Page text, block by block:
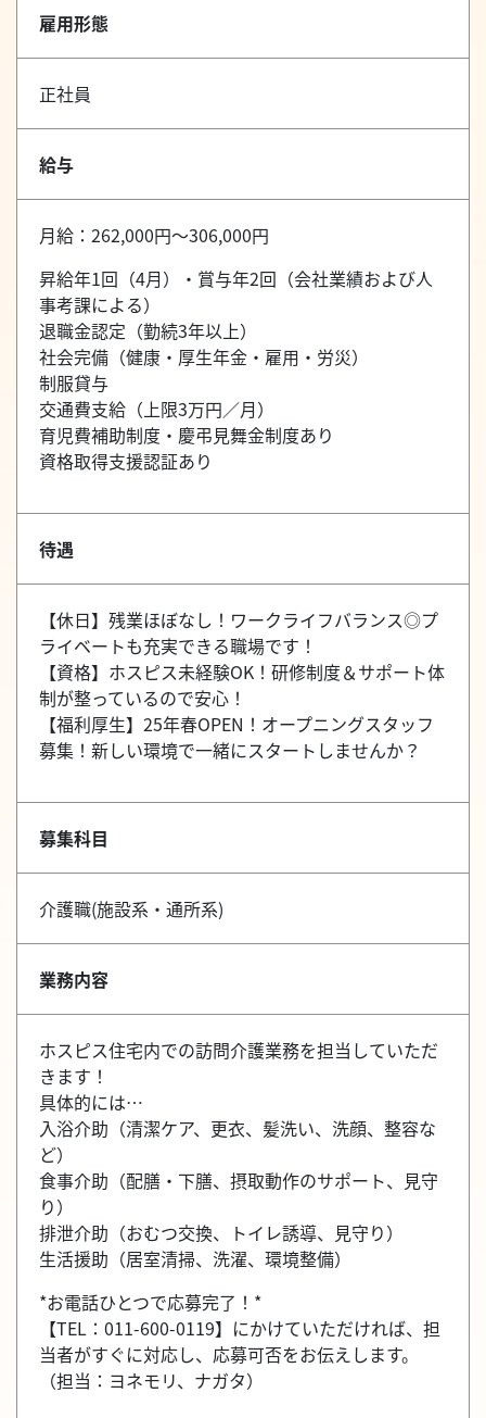
雇用形態
正社員
給与
月給：262,000円～306,000円
昇給年1回（4月）・賞与年2回（会社業績および人
事考課による）
退職金認定（勤続3年以上）
社会完備（健康・厚生年金・雇用・労災）
制服貸与
交通費支給（上限3万円／月）
育児費補助制度・慶弔見舞金制度あり
資格取得支援認証あり
待遇
【休日】残業ほぼなし！ワークライフバランス◎プ
ライベートも充実できる職場です！
【資格】ホスピス未経験OK！研修制度＆サポート体
制が整っているので安心！
【福利厚生】25年春OPEN！オープニングスタッフ
募集！新しい環境で一緒にスタートしませんか？
募集科目
介護職(施設系・通所系)
業務内容
ホスピス住宅内での訪問介護業務を担当していただ
きます！
具体的には…
入浴介助（清潔ケア、更衣、髪洗い、洗顔、整容な
ど）
食事介助（配膳・下膳、摂取動作のサポート、見守
り）
排泄介助（おむつ交換、トイレ誘導、見守り）
生活援助（居室清掃、洗濯、環境整備）
*お電話ひとつで応募完了！*
【TEL：011-600-0119】にかけていただければ、担
当者がすぐに対応し、応募可否をお伝えします。
（担当：ヨネモリ、ナガタ）